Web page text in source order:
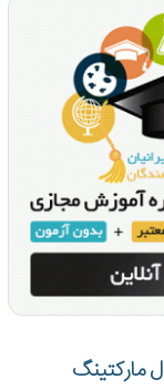
مارکتینگ